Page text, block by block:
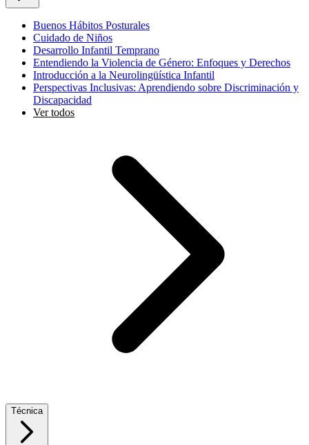
Buenos Hábitos Posturales
Cuidado de Niños
Desarrollo Infantil Temprano
Entendiendo la Violencia de Género: Enfoques y Derechos
Introducción a la Neurolingüística Infantil
Perspectivas Inclusivas: Aprendiendo sobre Discriminación y
Discapacidad
Ver todos
Técnica